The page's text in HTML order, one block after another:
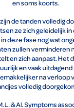
en soms koorts.
de tanden volledig
ze zich geleidelijk
in deze fase nog wat
zullen verminderen
en zich aanpast. Het
en vaak
na verloop
volledig
& Al. Symptoms